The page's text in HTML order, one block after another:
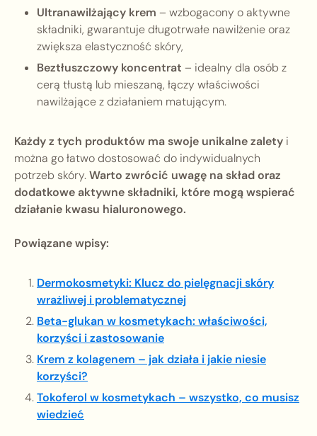
Ultranawilżający krem – wzbogacony o aktywne
składniki, gwarantuje długotrwałe nawilżenie oraz
zwiększa elastyczność skóry,
Beztłuszczowy koncentrat – idealny dla osób z
cerą tłustą lub mieszaną, łączy właściwości
nawilżające z działaniem matującym.
Każdy z tych produktów ma swoje unikalne zalety i
można go łatwo dostosować do indywidualnych
potrzeb skóry.Warto zwrócić uwagę na skład oraz
dodatkowe aktywne składniki, które mogą wspierać
działanie kwasu hialuronowego.
Powiązane wpisy:
Dermokosmetyki: Klucz do pielęgnacji skóry
wrażliwej i problematycznej
Beta-glukan w kosmetykach: właściwości,
korzyści i zastosowanie
Krem z kolagenem – jak działa i jakie niesie
korzyści?
Tokoferol w kosmetykach – wszystko, co musisz
wiedzieć